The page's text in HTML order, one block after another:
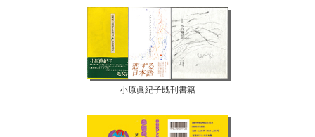
小原眞紀子既刊書籍